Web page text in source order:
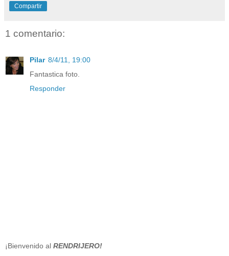
Compartir
1 comentario:
Pilar 8/4/11, 19:00
Fantastica foto.
Responder
¡Bienvenido al RENDRIJERO!